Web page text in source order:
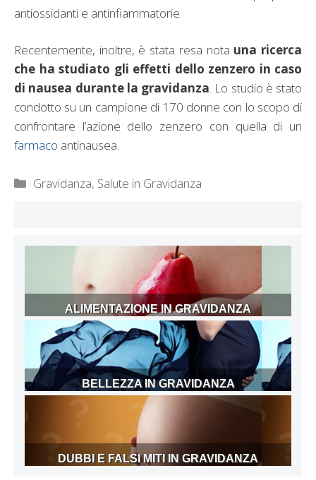
antiossidanti e antinfiammatorie.
Recentemente, inoltre, è stata resa nota una ricerca
che ha studiato gli effetti dello zenzero in caso
di nausea durante la gravidanza. Lo studio è stato
condotto su un campione di 170 donne con lo scopo di
confrontare l’azione dello zenzero con quella di un
farmaco antinausea.
Categorie
Gravidanza, Salute in Gravidanza
ALIMENTAZIONE IN GRAVIDANZA
BELLEZZA IN GRAVIDANZA
DUBBI E FALSI MITI IN GRAVIDANZA